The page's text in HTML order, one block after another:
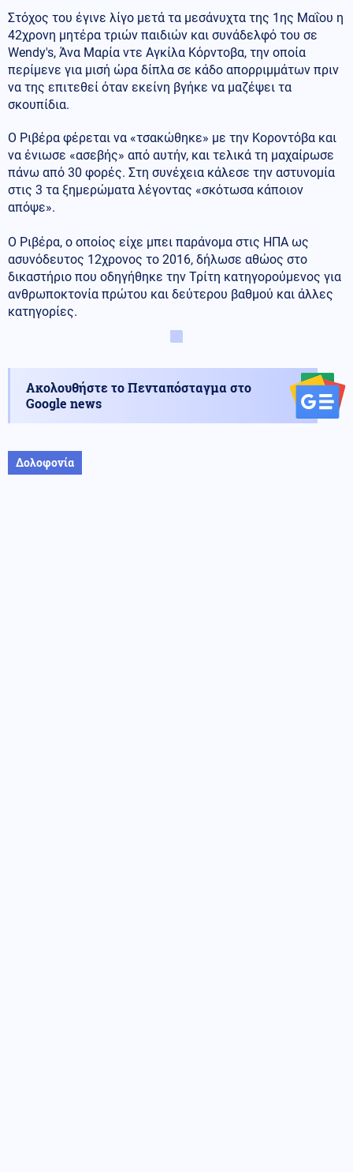
Στόχος του έγινε λίγο μετά τα μεσάνυχτα της 1ης Μαΐου η
42χρονη μητέρα τριών παιδιών και συνάδελφό του σε
Wendy's, Άνα Μαρία ντε Αγκίλα Κόρντοβα, την οποία
περίμενε για μισή ώρα δίπλα σε κάδο απορριμμάτων πριν
να της επιτεθεί όταν εκείνη βγήκε να μαζέψει τα
σκουπίδια.
Ο Ριβέρα φέρεται να «τσακώθηκε» με την Κοροντόβα και
να ένιωσε «ασεβής» από αυτήν, και τελικά τη μαχαίρωσε
πάνω από 30 φορές. Στη συνέχεια κάλεσε την αστυνομία
στις 3 τα ξημερώματα λέγοντας «σκότωσα κάποιον
απόψε».
Ο Ριβέρα, ο οποίος είχε μπει παράνομα στις ΗΠΑ ως
ασυνόδευτος 12χρονος το 2016, δήλωσε αθώος στο
δικαστήριο που οδηγήθηκε την Τρίτη κατηγορούμενος για
ανθρωποκτονία πρώτου και δεύτερου βαθμού και άλλες
κατηγορίες.
Ακολουθήστε το Πενταπόσταγμα στο
Google news
Δολοφονία